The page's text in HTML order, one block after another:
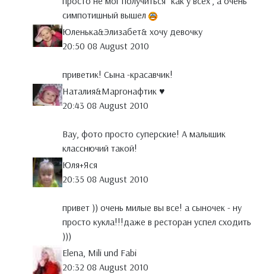
симпотишный вышел
Юленька&Элизабет& хочу девочку
20:50 08 August 2010
приветик! Сына -красавчик!
Наталия&Маргонафтик ♥
20:43 08 August 2010
Вау, фото просто суперские! А малышик
класснючий такой!
Юля+Яся
20:35 08 August 2010
привет )) очень милые вы все! а сыночек - ну
просто кукла!!!даже в ресторан успел сходить
)))
Elena, Mili und Fabi
20:32 08 August 2010